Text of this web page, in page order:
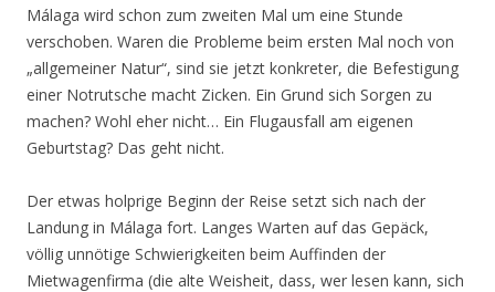
Málaga wird schon zum zweiten Mal um eine Stunde
verschoben. Waren die Probleme beim ersten Mal noch von
„allgemeiner Natur“, sind sie jetzt konkreter, die Befestigung
einer Notrutsche macht Zicken. Ein Grund sich Sorgen zu
machen? Wohl eher nicht… Ein Flugausfall am eigenen
Geburtstag? Das geht nicht.
Der etwas holprige Beginn der Reise setzt sich nach der
Landung in Málaga fort. Langes Warten auf das Gepäck,
völlig unnötige Schwierigkeiten beim Auffinden der
Mietwagenfirma (die alte Weisheit, dass, wer lesen kann, sich